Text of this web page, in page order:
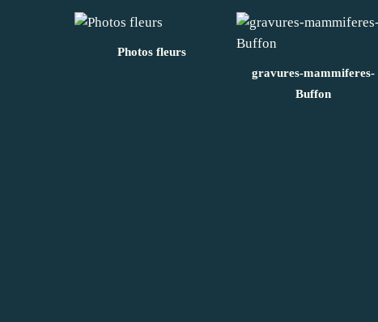
Photos fleurs
gravures-mammiferes-
Buffon